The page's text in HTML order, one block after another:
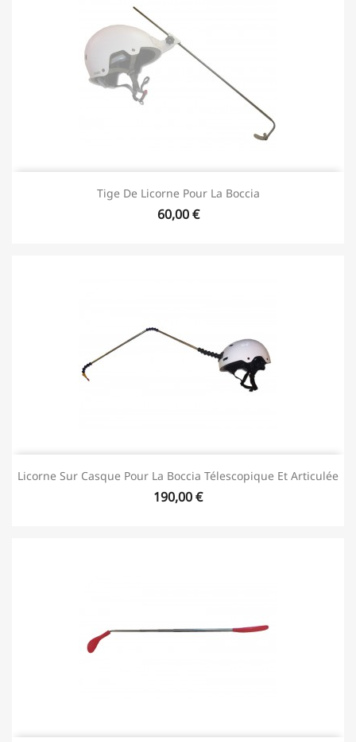
Tige De Licorne Pour La Boccia
60,00 €
Licorne Sur Casque Pour La Boccia Télescopique Et Articulée
190,00 €